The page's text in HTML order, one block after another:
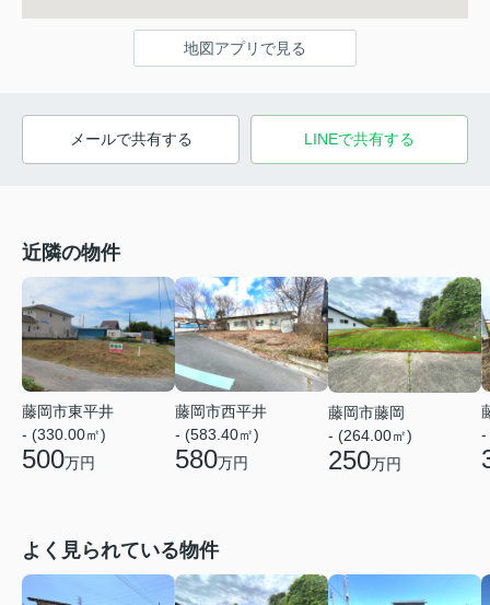
地図アプリで見る
メールで共有する LINEで共有する
近隣の物件
藤岡市東平井
- (330.00㎡)
500万円
藤岡市西平井
- (583.40㎡)
580万円
藤岡市藤岡
- (264.00㎡)
250万円
-
よく見られている物件